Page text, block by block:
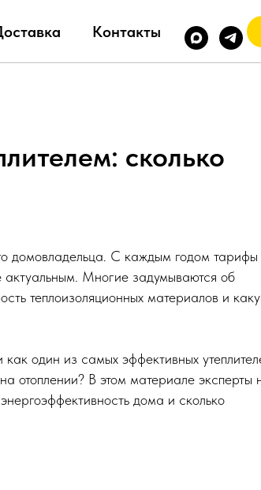
Контакты
сколько
домовладельца. С каждым годом тарифы
актуальным. Многие задумываются об
теплоизоляционных материалов и
один из самых эффективных
отоплении? В этом материале эксперты
дома и сколько